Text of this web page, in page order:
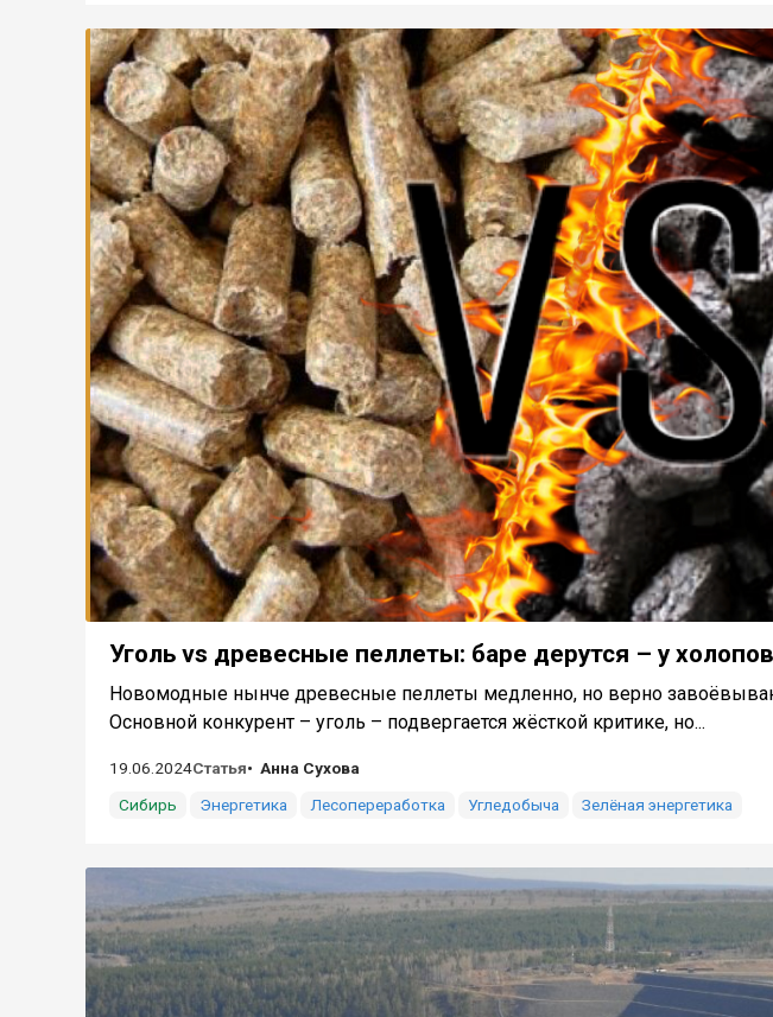
Уголь vs древесные пеллеты: баре дерутся – у
Новомодные нынче древесные пеллеты медленно, но верно
Основной конкурент – уголь – подвергается жёсткой критике, но...
19.06.2024Статья
Анна Сухова
Сибирь
Энергетика Лесопереработка Угледобыча Зелёная энергетика